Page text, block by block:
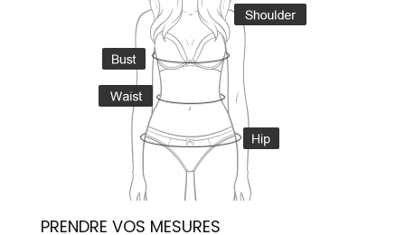
PRENDRE VOS MESURES